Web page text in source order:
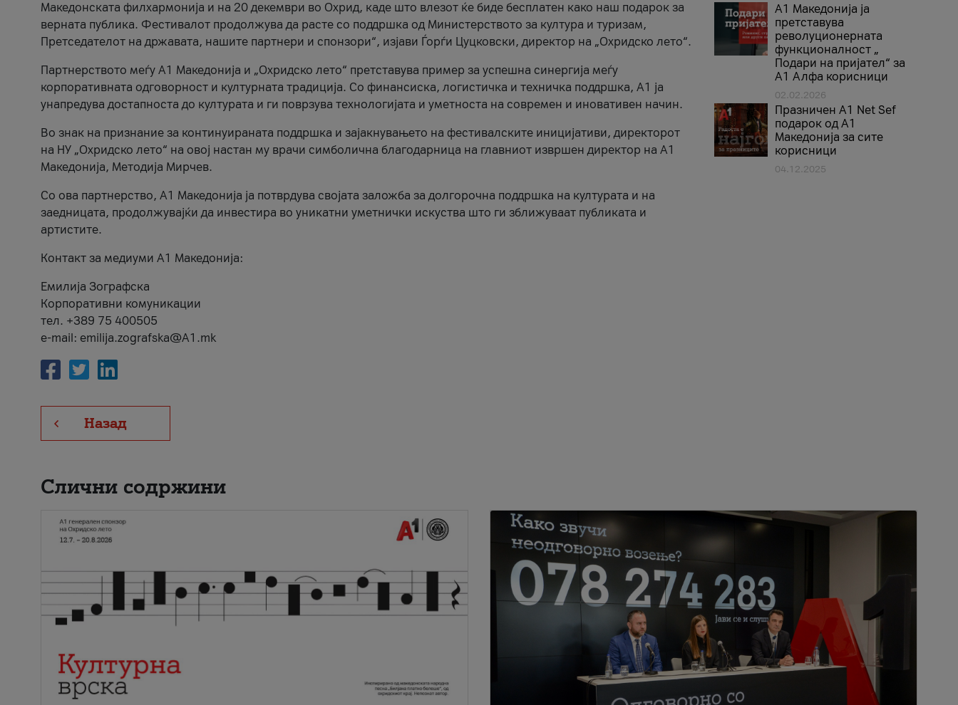
Македонската филхармонија и на 20 декември во Охрид, каде што влезот ќе биде бесплатен како наш подарок за
верната публика. Фестивалот продолжува да расте со поддршка од Министерството за култура и туризам,
Претседателот на државата, нашите партнери и спонзори“, изјави Ѓорѓи Цуцковски, директор на „Охридско лето“.
Партнерството меѓу A1 Македонија и „Охридско лето“ претставува пример за успешна синергија меѓу
корпоративната одговорност и културната традиција. Со финансиска, логистичка и техничка поддршка, A1 ја
унапредува достапноста до културата и ги поврзува технологијата и уметноста на современ и иновативен начин.
Во знак на признание за континуираната поддршка и зајакнувањето на фестивалските иницијативи, директорот
на НУ „Охридско лето“ на овој настан му врачи симболична благодарница на главниот извршен директор на A1
Македонија, Методија Мирчев.
Со ова партнерство, A1 Македонија ја потврдува својата заложба за долгорочна поддршка на културата и на
заедницата, продолжувајќи да инвестира во уникатни уметнички искуства што ги зближуваат публиката и
артистите.
Контакт за медиуми А1 Македонија:
Емилија Зографска
Корпоративни комуникации
тел. +389 75 400505
e-mail: emilija.zografska@A1.mk
Назад
А1 Македонија ја
претставува
револуционерната
функционалност „
Подари на пријател“ за
А1 Алфа корисници
02.02.2026
Празничен A1 Net Sеf
подарок од А1
Македонија за сите
корисници
04.12.2025
Слични содржини